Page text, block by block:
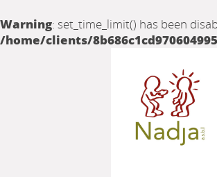
Warning: set_time_limit() has been
/home/clients/